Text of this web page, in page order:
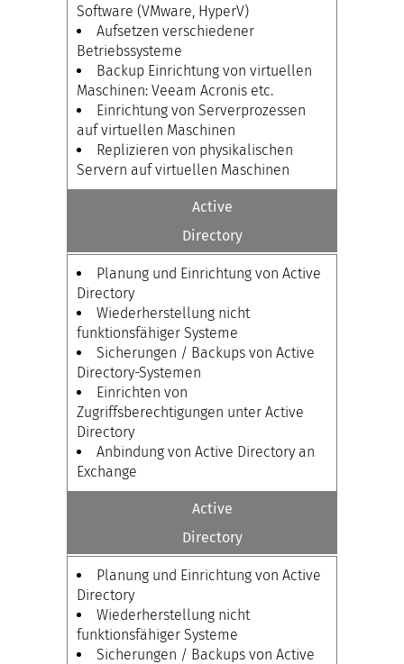
Software (VMware, HyperV)
Aufsetzen verschiedener
Betriebssysteme
Backup Einrichtung von virtuellen
Maschinen: Veeam Acronis etc.
Einrichtung von Serverprozessen
auf virtuellen Maschinen
Replizieren von physikalischen
Servern auf virtuellen Maschinen
Active
Directory
Planung und Einrichtung von Active
Directory
Wiederherstellung nicht
funktionsfähiger Systeme
Sicherungen / Backups von Active
Directory-Systemen
Einrichten von
Zugriffsberechtigungen unter Active
Directory
Anbindung von Active Directory an
Exchange
Active
Directory
Planung und Einrichtung von Active
Directory
Wiederherstellung nicht
funktionsfähiger Systeme
Sicherungen / Backups von Active